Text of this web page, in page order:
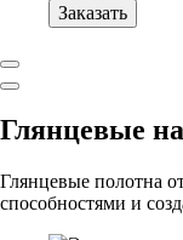
Заказать
Глянцевые
Глянцевые полотна
способностями и